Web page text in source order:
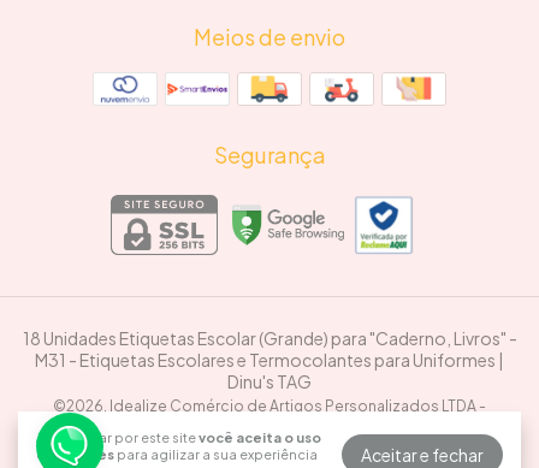
Ao navegar por este sitevocê aceita o uso
de cookies para agilizar a sua experiência
Aceitar e fechar
Meios de envio
Segurança
18 Unidades Etiquetas Escolar (Grande) para "Caderno, Livros" -
M31 - Etiquetas Escolares e Termocolantes para Uniformes |
Dinu's TAG
©2026. Idealize Comércio de Artigos Personalizados LTDA -
50769771000116. Todos os direitos reservados.